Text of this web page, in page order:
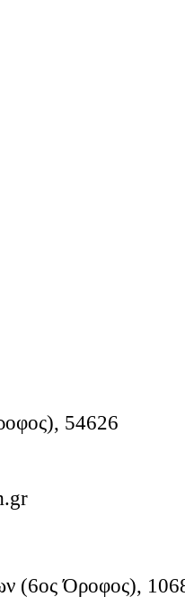
54626
(6ος Όροφος),